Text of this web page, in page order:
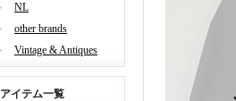
NL
other brands
Vintage & Antiques
アイテム一覧